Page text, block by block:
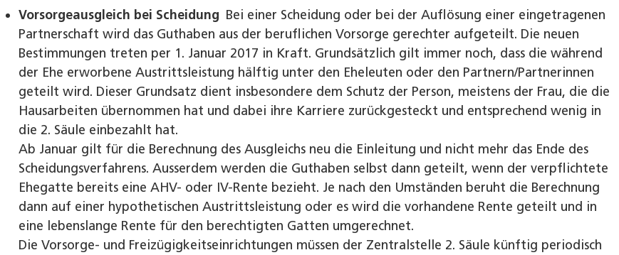
Vorsorgeausgleich bei Scheidung Bei einer Scheidung oder bei der Auflösung einer eingetragenen
Partnerschaft wird das Guthaben aus der beruflichen Vorsorge gerechter aufgeteilt. Die neuen
Bestimmungen treten per 1. Januar 2017 in Kraft. Grundsätzlich gilt immer noch, dass die während
der Ehe erworbene Austrittsleistung hälftig unter den Eheleuten oder den Partnern/Partnerinnen
geteilt wird. Dieser Grundsatz dient insbesondere dem Schutz der Person, meistens der Frau, die die
Hausarbeiten übernommen hat und dabei ihre Karriere zurückgesteckt und entsprechend wenig in
die 2. Säule einbezahlt hat.
Ab Januar gilt für die Berechnung des Ausgleichs neu die Einleitung und nicht mehr das Ende des
Scheidungsverfahrens. Ausserdem werden die Guthaben selbst dann geteilt, wenn der verpflichtete
Ehegatte bereits eine AHV- oder IV-Rente bezieht. Je nach den Umständen beruht die Berechnung
dann auf einer hypothetischen Austrittsleistung oder es wird die vorhandene Rente geteilt und in
eine lebenslange Rente für den berechtigten Gatten umgerechnet.
Die Vorsorge- und Freizügigkeitseinrichtungen müssen der Zentralstelle 2. Säule künftig periodisch